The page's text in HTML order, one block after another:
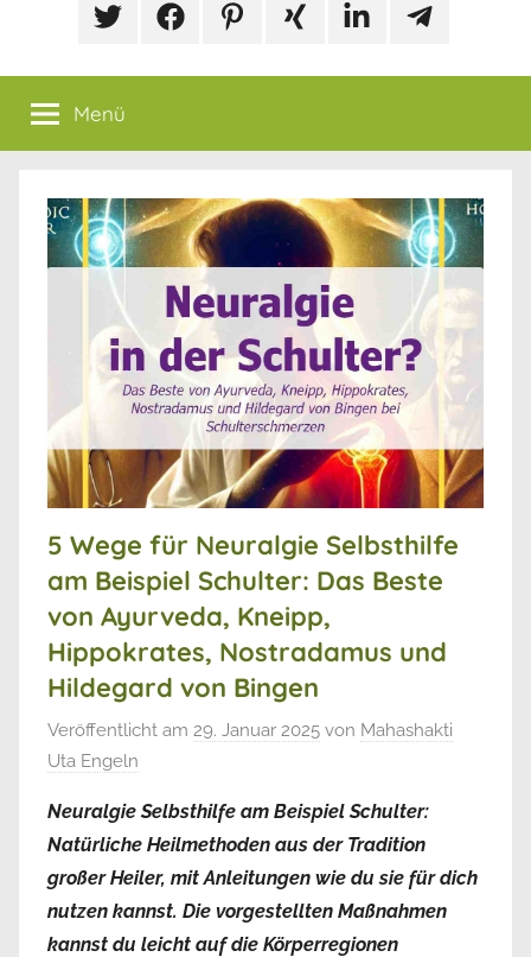
X/TwitterFacebookPinterestXing LinkedInTelegram
Gruppe
Menü
5 Wege für Neuralgie Selbsthilfe
am Beispiel Schulter: Das Beste
von Ayurveda, Kneipp,
Hippokrates, Nostradamus und
Hildegard von Bingen
Veröffentlicht am 29. Januar 2025 von Mahashakti
Uta Engeln
Neuralgie Selbsthilfe am Beispiel Schulter:
Natürliche Heilmethoden aus der Tradition
großer Heiler, mit Anleitungen wie du sie für dich
nutzen kannst. Die vorgestellten Maßnahmen
kannst du leicht auf die Körperregionen